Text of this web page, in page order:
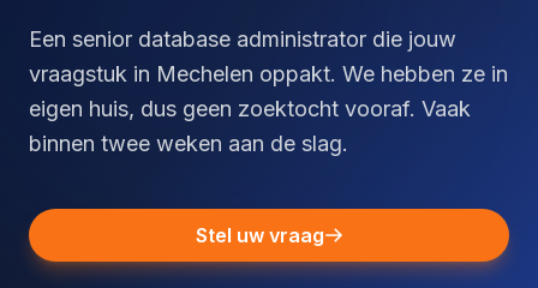
Een senior database administrator die jouw
vraagstuk in Mechelen oppakt. We hebben ze in
eigen huis, dus geen zoektocht vooraf. Vaak
binnen twee weken aan de slag.
Stel uw vraag